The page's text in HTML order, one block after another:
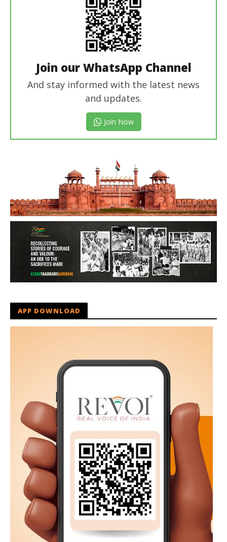
Join our WhatsApp Channel
And stay informed with the latest news
and updates.
Join Now
APP DOWNLOAD